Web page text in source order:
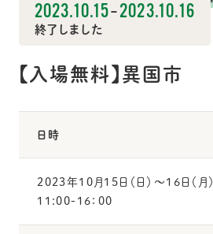
2023.10.15-2023.10.16
終了しました
【入場無料】異国市
日時
2023年10月15日（日）〜16日（月）
11:00-16：00